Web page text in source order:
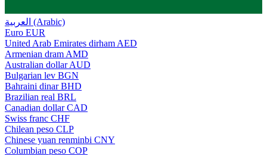
العربية (Arabic)
Euro EUR
United Arab Emirates dirham AED
Armenian dram AMD
Australian dollar AUD
Bulgarian lev BGN
Bahraini dinar BHD
Brazilian real BRL
Canadian dollar CAD
Swiss franc CHF
Chilean peso CLP
Chinese yuan renminbi CNY
Columbian peso COP